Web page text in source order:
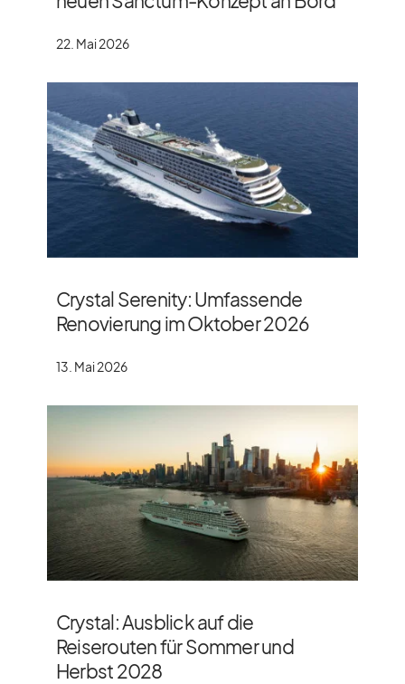
22. Mai 2026
Crystal Serenity: Umfassende
Renovierung im Oktober 2026
13. Mai 2026
Crystal: Ausblick auf die
Reiserouten für Sommer und
Herbst 2028